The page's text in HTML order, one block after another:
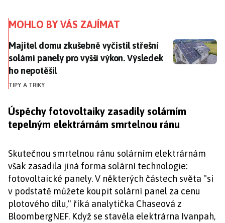
MOHLO BY VÁS ZAJÍMAT
Majitel domu zkušebně vyčistil střešní solární panely
Majitel domu zkušebně vyčistil střešní
solární panely pro vyšší výkon. Výsledek
ho nepotěšil
TIPY A TRIKY
Úspěchy fotovoltaiky zasadily solárním
tepelným elektrárnám smrtelnou ránu
Skutečnou smrtelnou ránu solárním elektrárnám
však zasadila jiná forma solární technologie:
fotovoltaické panely. V některých částech světa "si
v podstatě můžete koupit solární panel za cenu
plotového dílu," říká analytička Chaseová z
BloombergNEF. Když se stavěla elektrárna Ivanpah,